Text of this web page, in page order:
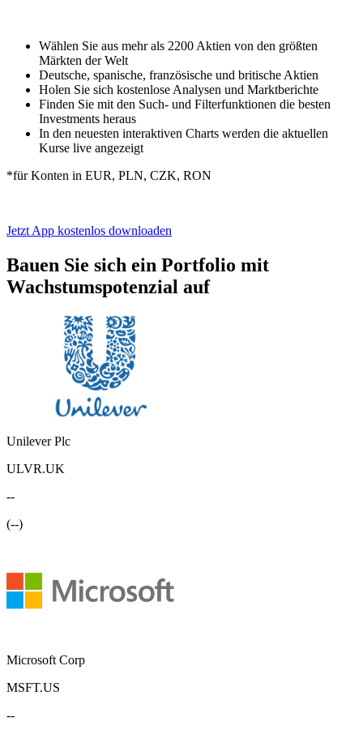
Wählen Sie aus mehr als 2200 Aktien von den größten
Märkten der Welt
Deutsche, spanische, französische und britische Aktien
Holen Sie sich kostenlose Analysen und Marktberichte
Finden Sie mit den Such- und Filterfunktionen die besten
Investments heraus
In den neuesten interaktiven Charts werden die aktuellen
Kurse live angezeigt
*für Konten in EUR, PLN, CZK, RON
Jetzt App kostenlos downloaden
Bauen Sie sich ein Portfolio mit
Wachstumspotenzial auf
Unilever Plc
ULVR.UK
--
(--)
Microsoft Corp
MSFT.US
--